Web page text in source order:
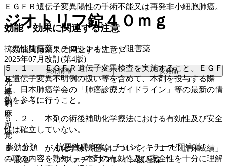
ＥＧＦＲ遺伝子変異陽性の手術不能又は再発非小細胞肺癌。
効能・効果に関連する注意
（効能又は効果に関連する注意）
５．１． ＥＧＦＲ遺伝子変異検査を実施すること。ＥＧＦ
Ｒ遺伝子変異不明例の扱い等を含めて、本剤を投与する際
は、日本肺癌学会の「肺癌診療ガイドライン」等の最新の情
報を参考に行うこと。
５．２． 本剤の術後補助化学療法における有効性及び安全
性は確立していない。
５．３． がん化学療法歴等について、「１７．臨床成績」
の項の内容を熟知し、本剤の有効性及び安全性を十分に理解
ジオトリフ錠４０ｍｇ
抗悪性腫瘍薬 > チロシンキナーゼ阻害薬
2025年07月改訂(第4版)
薬剤情報 後発品
先
毒
劇
麻
向
覚
薬効分類
抗悪性腫瘍薬 > チロシンキナーゼ阻害薬
一般名
アファチニブマレイン酸塩錠